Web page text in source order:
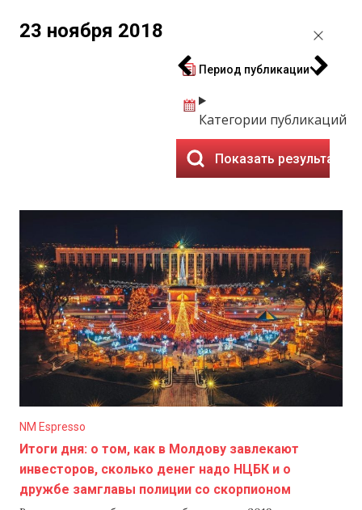
23 ноября 2018
Период публикации
Категории публикаций
Показать результаты
NM Espresso
Итоги дня: о том, как в Молдову завлекают
инвесторов, сколько денег надо НЦБК и о
дружбе замглавы полиции со скорпионом